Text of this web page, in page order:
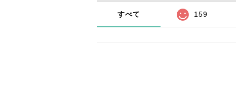
すべて 159